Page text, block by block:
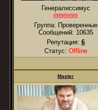
Генералиссимус
Группа: Проверенные
Сообщений: 10635
Репутация: 6
Статус: Offline
Master